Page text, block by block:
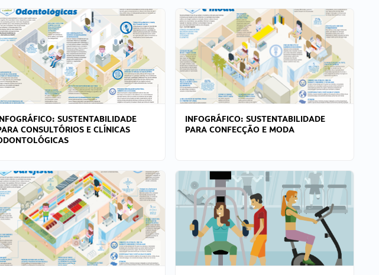
SUSTENTABILIDADE
CONSULTÓRIOS E CLÍNICAS
INFOGRÁFICO: SUSTENTABILIDADE
PARA CONFECÇÃO E MODA